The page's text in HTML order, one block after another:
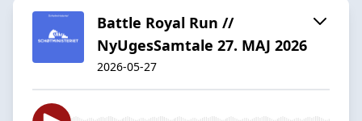
Battle Royal Run //
NyUgesSamtale 27. MAJ 2026
2026-05-27